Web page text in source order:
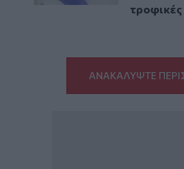
τροφικές
ΑΝΑΚΑΛΥΨΤΕ